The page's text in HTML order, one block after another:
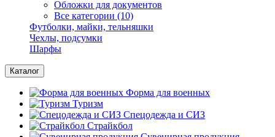
Обложки для документов
Все категории (10)
Футболки, майки, тельняшки
Чехлы, подсумки
Шарфы
Каталог
Форма для военных
Туризм
Спецодежда и СИЗ
Страйкбол